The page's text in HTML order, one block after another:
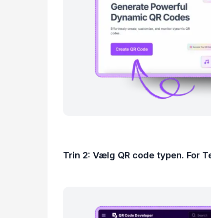
Trin 2: Vælg QR code typen. For